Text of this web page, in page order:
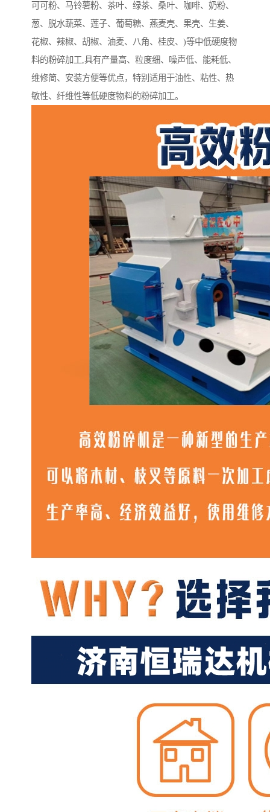
可可粉、马铃薯粉、茶叶、绿茶、桑叶、咖啡、奶粉、
葱、脱水蔬菜、莲子、葡萄糖、燕麦壳、果壳、生姜、
花椒、辣椒、胡椒、油麦、八角、桂皮、)等中低硬度物
料的粉碎加工,具有产量高、粒度细、噪声低、能耗低、
维修简、安装方便等优点，特别适用于油性、粘性、热
敏性、纤维性等低硬度物料的粉碎加工。